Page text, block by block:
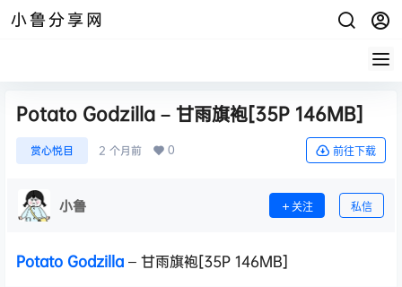
小鲁分享网
Potato Godzilla – 甘雨旗袍[35P 146MB]
赏心悦目 2 个月前 0 前往下载
小鲁 关注 私信
Potato Godzilla – 甘雨旗袍[35P 146MB]